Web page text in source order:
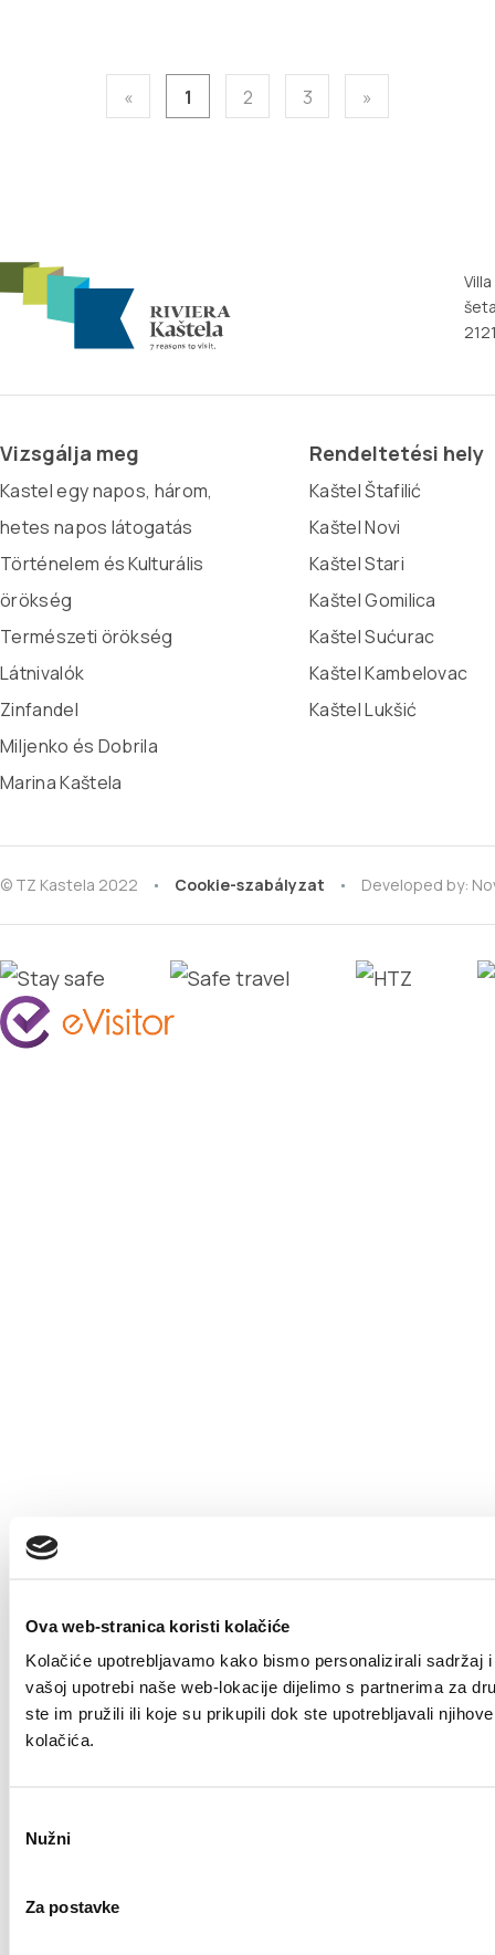
Ova web-stranica koristi kolačiće
Kolačiće upotrebljavamo kako bismo personalizirali
vašoj upotrebi naše web-lokacije dijelimo s partnerima za
ste im pružili ili koje su prikupili dok ste upotrebljavali
kolačića.
pristanka
Nužni
Za postavke
« 1 2 3 »
Vizsgálja meg
Kastel egy napos, három,
hetes napos látogatás
Történelem és Kulturális
örökség
Természeti örökség
Látnivalók
Zinfandel
Miljenko és Dobrila
Marina Kaštela
Rendeltetési hely
Kaštel Štafilić
Kaštel Novi
Kaštel Stari
Kaštel Gomilica
Kaštel Sućurac
Kaštel Kambelovac
Kaštel Lukšić
© TZ Kastela 2022 Cookie-szabályzat Developed by: